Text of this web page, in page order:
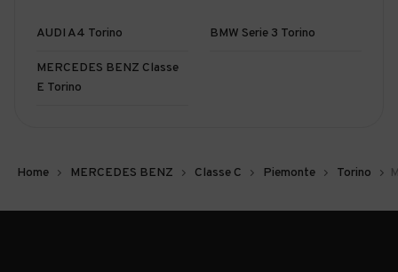
AUDI A4 Torino BMW Serie 3 Torino
MERCEDES BENZ Classe
E Torino
Home MERCEDES BENZ Classe C Piemonte Torino